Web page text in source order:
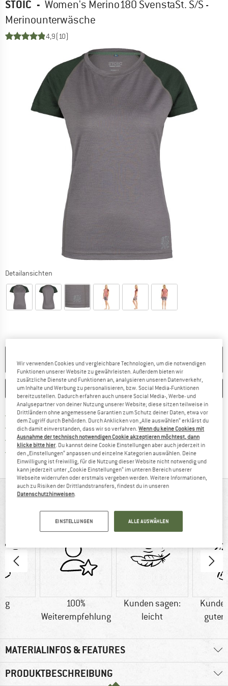
STOIC - Women's Merino180 SvenstaSt. S/S -
Merinounterwäsche
4,9(10)
Detailansichten
NICHT MEHR LIEFERBAR
MERKEN VERGLEICHEN
Portofrei ab CHF 100 (CH)Finde mehr Informationen zu den
100 Tage RückgaberechtGehe hier zu den Rückgabe-
Kauf auf RechnungFinde die Zahlungs-Infos hier! Öffnet
Trusted Shops KäuferschutzFinde alle Infos hier!
Funktionales Shirt aus reiner Merinowolle
g
100%
Weiterempfehlung
Kunden sagen:
leicht
guter
MATERIALINFOS & FEATURES
PRODUKTBESCHREIBUNG
Wir verwenden Cookies und vergleichbare Technologien, um die notwendigen
Funktionen unserer Website zu gewährleisten. Außerdem bieten wir
zusätzliche Dienste und Funktionen an, analysieren unseren Datenverkehr,
um Inhalte und Werbung zu personalisieren, bzw. Social Media-Funktionen
bereitzustellen. Dadurch erfahren auch unsere Social Media-, Werbe- und
Analysepartner von deiner Nutzung unserer Website; diese sitzen teilweise in
Drittländern ohne angemessene Garantien zum Schutz deiner Daten, etwa vor
dem Zugriff durch Behörden. Durch Anklicken von „Alle auswählen“ erklärst du
dich damit einverstanden, dass wir so verfahren.Wenn du keine Cookies mit
Ausnahme der technisch notwendigen Cookie akzeptieren möchtest, dann
klicke bitte hier. Du kannst deine Cookie Einstellungen aber auch jederzeit in
den „Einstellungen“ anpassen und einzelne Kategorien auswählen. Deine
Einwilligung ist freiwillig, für die Nutzung dieser Website nicht notwendig und
kann jederzeit unter „Cookie Einstellungen“ im unteren Bereich unserer
Webseite widerrufen oder erstmals vergeben werden. Weitere Informationen,
auch zu Risiken der Drittlandstransfers, findest du in unseren
Datenschutzhinweisen.
EINSTELLUNGEN ALLE AUSWÄHLEN